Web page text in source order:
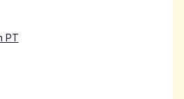
PT